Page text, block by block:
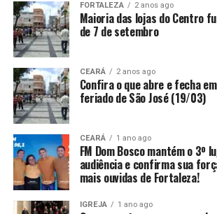
FORTALEZA 2 anos ago
Maioria das lojas do Centro
de 7 de setembro
CEARÁ 2 anos ago
Confira o que abre e fecha
feriado de São José (19/03)
CEARÁ 1 ano ago
FM Dom Bosco mantém o 3º
audiência e confirma sua
mais ouvidas de Fortaleza!
IGREJA 1 ano ago